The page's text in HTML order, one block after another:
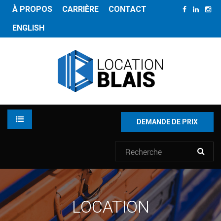
À PROPOS CARRIÈRE
CONTACT
ENGLISH
LOCATION
INVENTAIRE
DEMANDE DE PRIX
LOCATION